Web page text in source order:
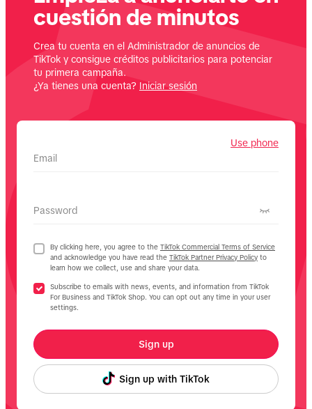
cuestión de minutos
Crea tu cuenta en el Administrador de anuncios de
TikTok y consigue créditos publicitarios para potenciar
tu primera campaña.
¿Ya tienes una cuenta? Iniciar sesión
Email
Use phone
Password
By clicking here, you agree to the TikTok Commercial Terms of Service
and acknowledge you have read the TikTok Partner Privacy Policy to
learn how we collect, use and share your data.
Subscribe to emails with news, events, and information from TikTok
For Business and TikTok Shop. You can opt out any time in your user
settings.
Sign up
Sign up with TikTok